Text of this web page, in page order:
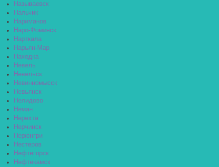
Называевск
Нальчик
Нариманов
Наро-Фоминск
Нарткала
Нарьян-Мар
Находка
Невель
Невельск
Невинномысск
Невьянск
Нелидово
Неман
Нерехта
Нерчинск
Нерюнгри
Нестеров
Нефтегорск
Нефтекамск